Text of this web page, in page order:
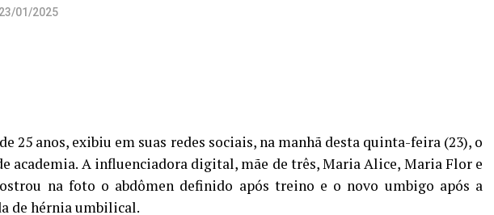
23/01/2025
25 anos, exibiu em suas redes sociais, na manhã desta quinta-feira (23), o
academia. A influenciadora digital, mãe de três, Maria Alice, Maria Flor e
na foto o abdômen definido após treino e o novo umbigo após a
de hérnia umbilical.